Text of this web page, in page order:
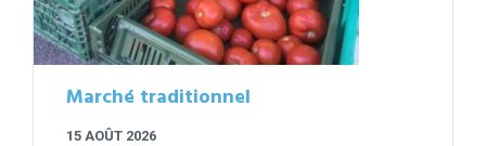
Marché traditionnel
15 AOÛT 2026